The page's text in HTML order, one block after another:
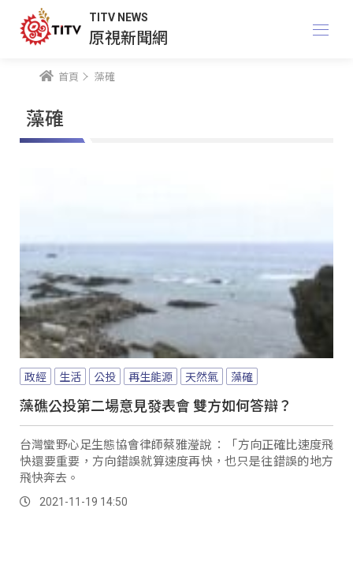
TITV NEWS
原視新聞網
首頁 藻確
藻確
政經 生活 公投 再生能源 天然氣 藻確
藻礁公投第二場意見發表會 雙方如何答辯？
台灣蠻野心足生態協會律師蔡雅瀅說 ：「方向正確比速度飛
快還要重要，方向錯誤就算速度再快，也只是往錯誤的地方
飛快奔去。
2021-11-19 14:50